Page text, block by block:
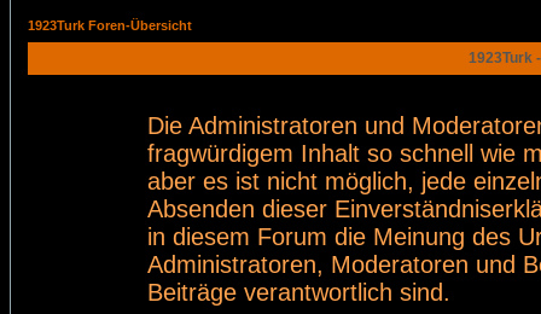
1923Turk Foren-Übersicht
1923Turk
Die Administratoren und
fragwürdigem Inhalt so schnell wie
aber es ist nicht möglich, jede
Absenden dieser
in diesem Forum die Meinung des
Administratoren, Moderatoren und
Beiträge verantwortlich sind.